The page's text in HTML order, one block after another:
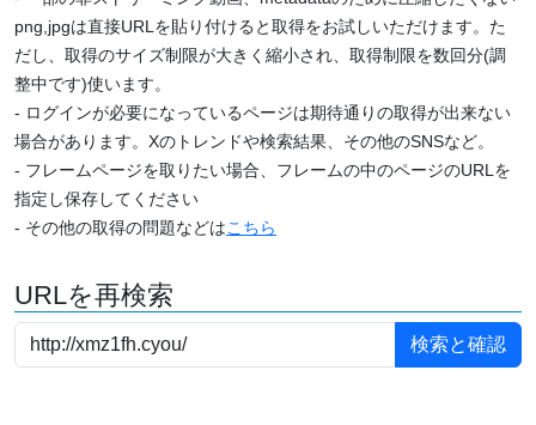
png,jpgは直接URLを貼り付けると取得をお試しいただけます。た
だし、取得のサイズ制限が大きく縮小され、取得制限を数回分(調
整中です)使います。
- ログインが必要になっているページは期待通りの取得が出来ない
場合があります。Xのトレンドや検索結果、その他のSNSなど。
- フレームページを取りたい場合、フレームの中のページのURLを
指定し保存してください
- その他の取得の問題などはこちら
URLを再検索